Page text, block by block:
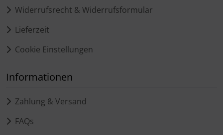
Widerrufsrecht & Widerrufsformular
Lieferzeit
Cookie Einstellungen
Informationen
Zahlung & Versand
FAQs